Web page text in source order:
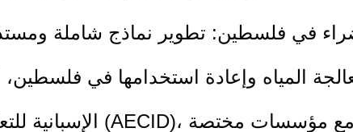
في فلسطين: تطوير نماذج شاملة
المياه وإعادة استخدامها في فلسطين،